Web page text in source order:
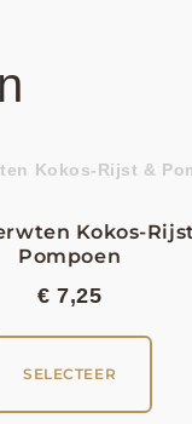
Kokos-
Pompoen
€ 7,25
SELECTEER